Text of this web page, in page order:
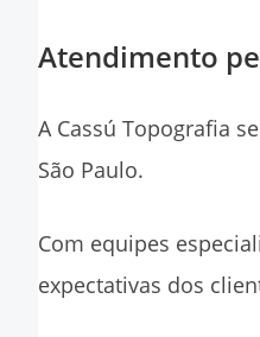
Atendimento
A Cassú Topografia
São Paulo.
Com equipes
expectativas dos